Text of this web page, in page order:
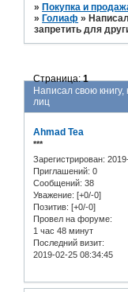
» Покупка и
» Голиаф »
запретить для
Написал свою книгу,
лиц
Страница:1
Ahmad Tea
***
Зарегистрирован:
Приглашений: 0
Сообщений: 38
Уважение: [+0/-0]
Позитив: [+0/-0]
Провел на форуме:
1 час 48 минут
Последний визит:
2019-02-25 08:34:45